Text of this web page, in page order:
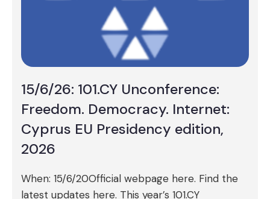
15/6/26: 101.CY Unconference:
Freedom. Democracy. Internet:
Cyprus EU Presidency edition,
2026
When: 15/6/20Official webpage here. Find the
latest updates here. This year’s 101.CY